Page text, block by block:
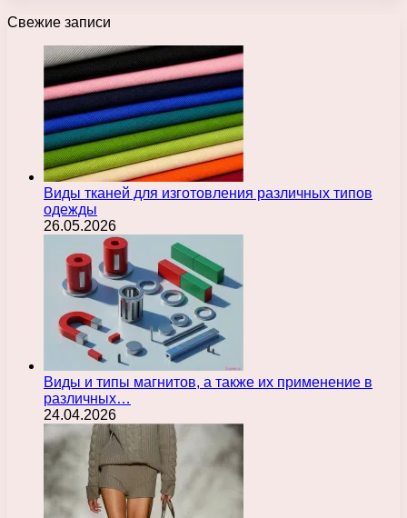
Свежие записи
Виды тканей для изготовления различных типов
одежды
26.05.2026
Виды и типы магнитов, а также их применение в
различных…
24.04.2026